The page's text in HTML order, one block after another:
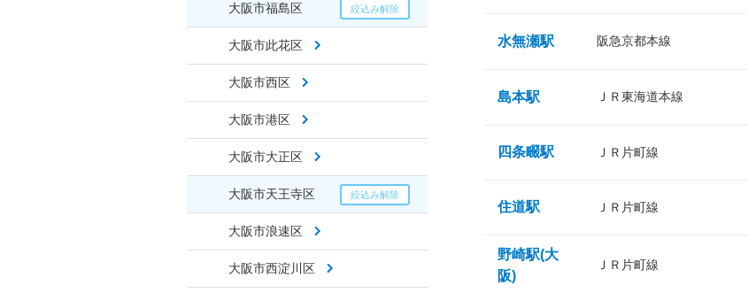
大阪市福島区
大阪市此花区
大阪市西区
大阪市港区
大阪市大正区
大阪市天王寺区
大阪市浪速区
大阪市西淀川区
水無瀬駅 阪急京都本線
島本駅 ＪＲ東海道本線
四条畷駅 ＪＲ片町線
住道駅 ＪＲ片町線
野崎駅(大
阪)
ＪＲ片町線